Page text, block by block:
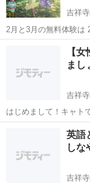
吉祥
2月と3月の無料体験は
16：15～17:45 の90分
いたしません。 思い
吉
【
まし
吉祥
はじめまして！キャトです！ 英語をはなしたいの？英語
は緊張します？外国の
ブの英語を聞き取る
しくないレッスンがし
武蔵野市
英語
しな
吉祥